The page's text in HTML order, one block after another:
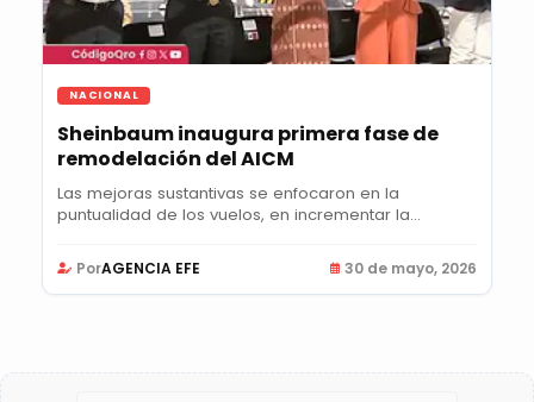
NACIONAL
Sheinbaum inaugura primera fase de
remodelación del AICM
Las mejoras sustantivas se enfocaron en la
puntualidad de los vuelos, en incrementar la
PorAGENCIA EFE 30 de mayo, 2026